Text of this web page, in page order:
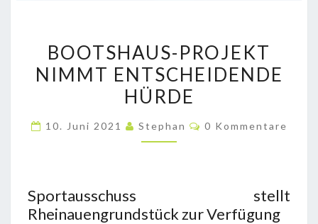
PROJEKT
NIMMT
ENTSCHEIDENDE
BOOTSHAUS-PROJEKT
NIMMT ENTSCHEIDENDE
HÜRDE
10. Juni 2021 Stephan Kommentare
0 Kommentare
Sportausschuss stellt
Rheinauengrundstück zur Verfügung